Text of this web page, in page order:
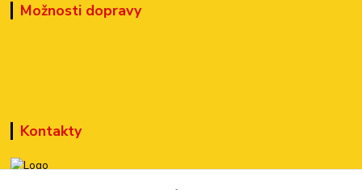
Možnosti dopravy
Kontakty